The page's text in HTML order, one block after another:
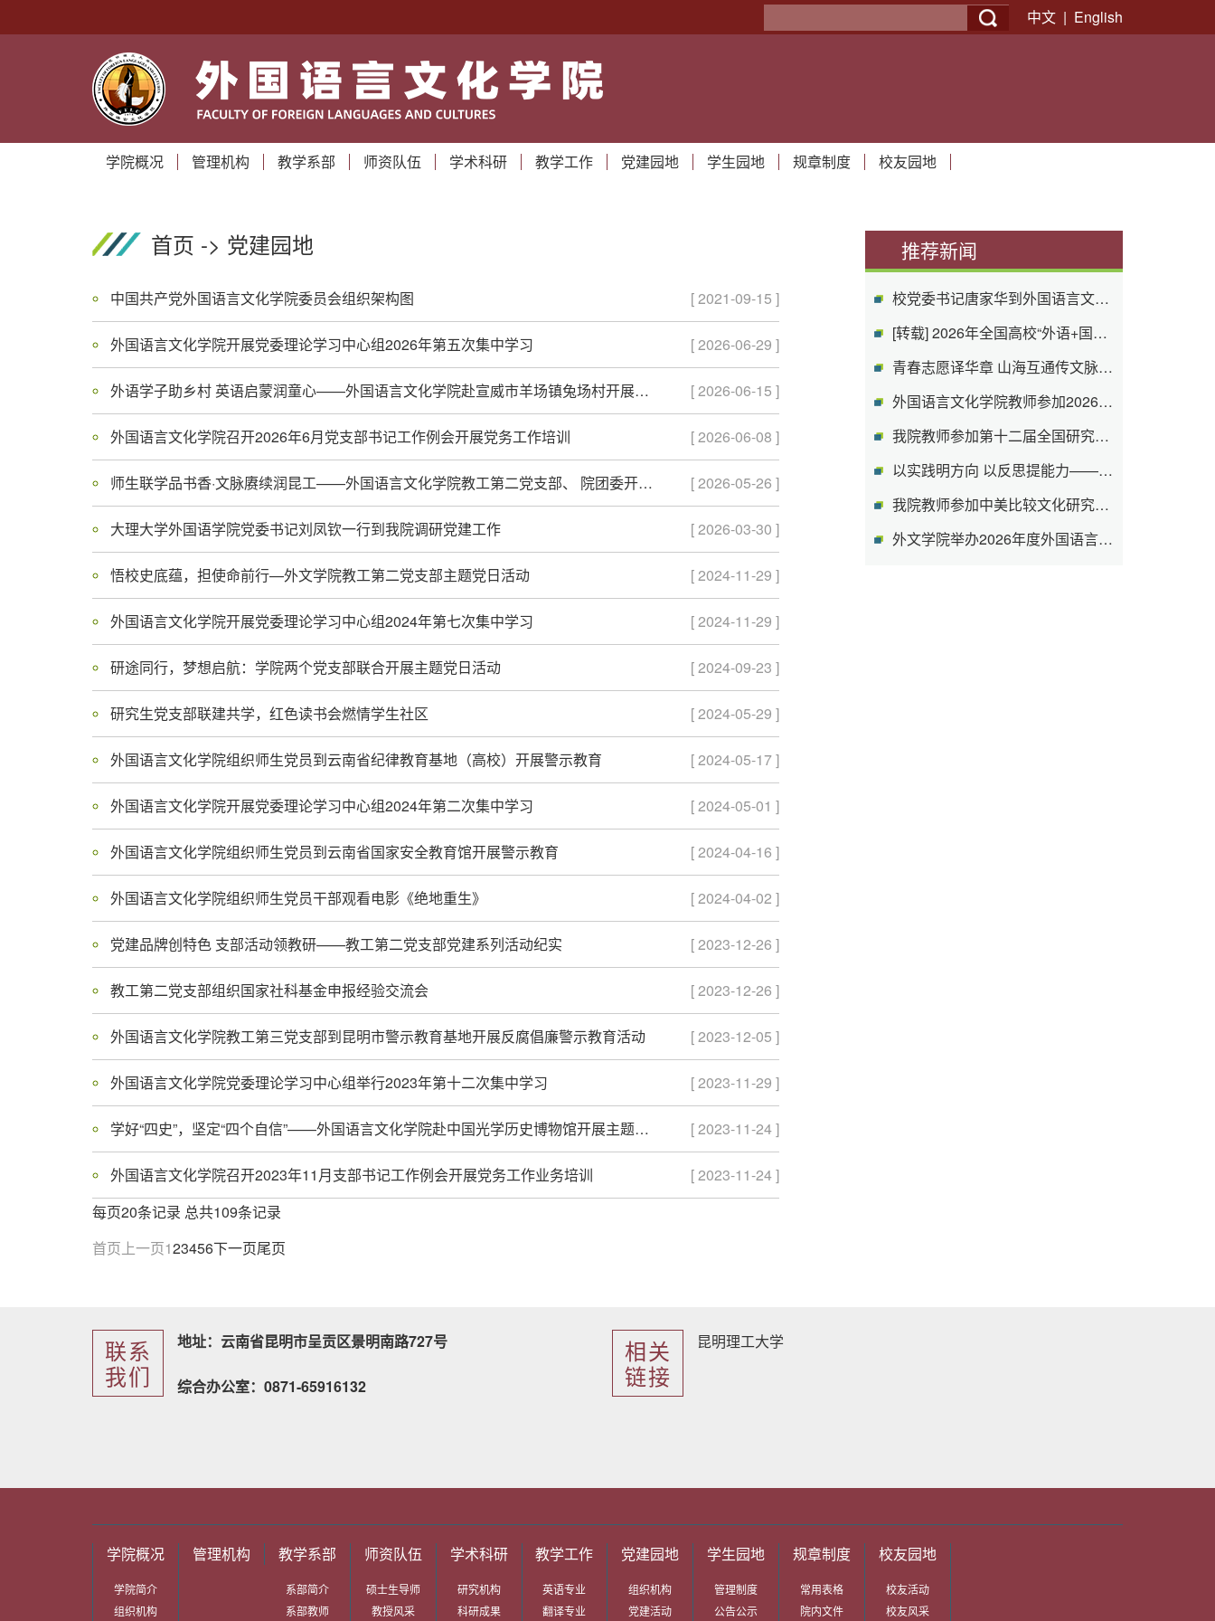
中文 | English
学院概况 管理机构 教学系部 师资队伍 学术科研 教学工作 党建园地 学生园地 规章制度 校友园地
040-外文学院
首页 -> 党建园地
中国共产党外国语言文化学院委员会组织架构图 [ 2021-09-15 ]
外国语言文化学院开展党委理论学习中心组2026年第五次集中学习 [ 2026-06-29 ]
外语学子助乡村 英语启蒙润童心——外国语言文化学院赴宣威市羊场镇兔场村开展活动 [ 2026-06-15 ]
外国语言文化学院召开2026年6月党支部书记工作例会开展党务工作培训 [ 2026-06-08 ]
师生联学品书香·文脉赓续润昆工——外国语言文化学院教工第二党支部、 院团委开展联学联建活动 [ 2026-05-26 ]
大理大学外国语学院党委书记刘凤钦一行到我院调研党建工作 [ 2026-03-30 ]
悟校史底蕴，担使命前行—外文学院教工第二党支部主题党日活动 [ 2024-11-29 ]
外国语言文化学院开展党委理论学习中心组2024年第七次集中学习 [ 2024-11-29 ]
研途同行，梦想启航：学院两个党支部联合开展主题党日活动 [ 2024-09-23 ]
研究生党支部联建共学，红色读书会燃情学生社区 [ 2024-05-29 ]
外国语言文化学院组织师生党员到云南省纪律教育基地（高校）开展警示教育 [ 2024-05-17 ]
外国语言文化学院开展党委理论学习中心组2024年第二次集中学习 [ 2024-05-01 ]
外国语言文化学院组织师生党员到云南省国家安全教育馆开展警示教育 [ 2024-04-16 ]
外国语言文化学院组织师生党员干部观看电影《绝地重生》 [ 2024-04-02 ]
党建品牌创特色 支部活动领教研——教工第二党支部党建系列活动纪实 [ 2023-12-26 ]
教工第二党支部组织国家社科基金申报经验交流会 [ 2023-12-26 ]
外国语言文化学院教工第三党支部到昆明市警示教育基地开展反腐倡廉警示教育活动 [ 2023-12-05 ]
外国语言文化学院党委理论学习中心组举行2023年第十二次集中学习 [ 2023-11-29 ]
学好“四史”，坚定“四个自信”——外国语言文化学院赴中国光学历史博物馆开展主题党日活动 [ 2023-11-24 ]
外国语言文化学院召开2023年11月支部书记工作例会开展党务工作业务培训
[ 2023-11-24 ]
每页20条记录 总共109条记录
首页 上一页123456下一页尾页
推荐新闻
校党委书记唐家华到外国语言文化学院调...
[转载] 2026年全国高校“外语+国际传播...
青春志愿译华章 山海互通传文脉——外文...
外国语言文化学院教师参加2026年全国高...
我院教师参加第十二届全国研究生英语教...
以实践明方向 以反思提能力——外国语言...
我院教师参加中美比较文化研究分会第15...
外文学院举办2026年度外国语言文学专业...
联系
我们
地址：云南省昆明市呈贡区景明南路727号
综合办公室：0871-65916132
相关
链接
昆明理工大学
学院概况
学院简介
组织机构
管理机构 教学系部
系部简介
系部教师
师资队伍
硕士生导师
教授风采
学术科研
研究机构
科研成果
教学工作
英语专业
翻译专业
党建园地
组织机构
党建活动
学生园地
管理制度
公告公示
规章制度
常用表格
院内文件
校友园地
校友活动
校友风采